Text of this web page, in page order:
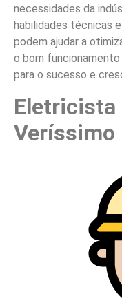
necessidades da
habilidades técnicas
podem ajudar a
o bom
para o sucesso e
Eletricista
Veríssimo